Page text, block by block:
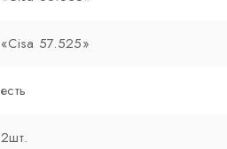
«Cisa 57.525»
есть
2шт.